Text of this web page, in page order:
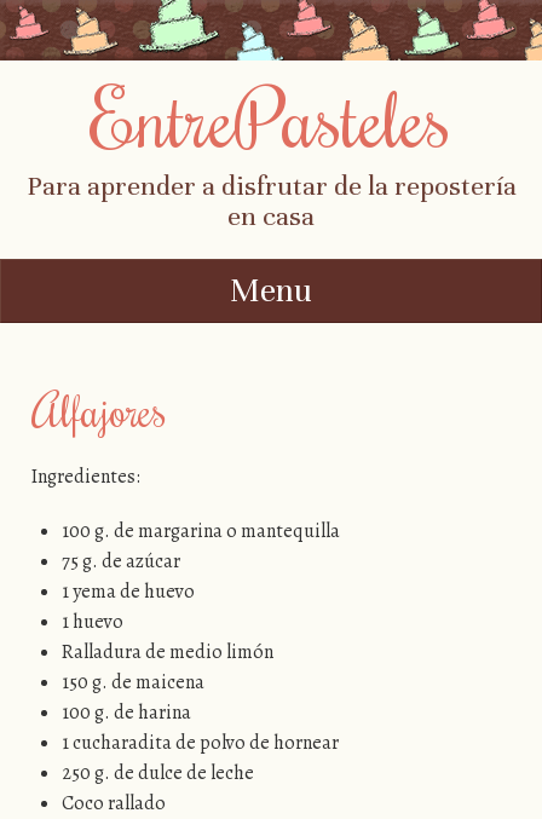
EntrePasteles
Para aprender a disfrutar de la repostería
en casa
Menu
Alfajores
Ingredientes:
100 g. de margarina o mantequilla
75 g. de azúcar
1 yema de huevo
1 huevo
Ralladura de medio limón
150 g. de maicena
100 g. de harina
1 cucharadita de polvo de hornear
250 g. de dulce de leche
Coco rallado